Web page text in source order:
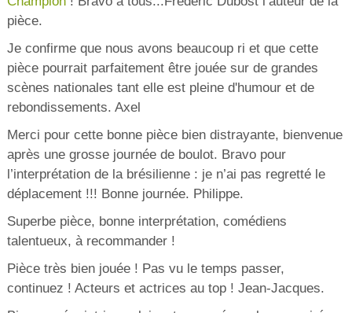
pièce.
Je confirme que nous avons beaucoup ri et que cette
pièce pourrait parfaitement être jouée sur de grandes
scènes nationales tant elle est pleine d'humour et de
rebondissements. Axel
Merci pour cette bonne pièce bien distrayante, bienvenue
après une grosse journée de boulot. Bravo pour
l’interprétation de la brésilienne : je n’ai pas regretté le
déplacement !!! Bonne journée. Philippe.
Superbe pièce, bonne interprétation, comédiens
talentueux, à recommander !
Pièce très bien jouée ! Pas vu le temps passer,
continuez ! Acteurs et actrices au top ! Jean-Jacques.